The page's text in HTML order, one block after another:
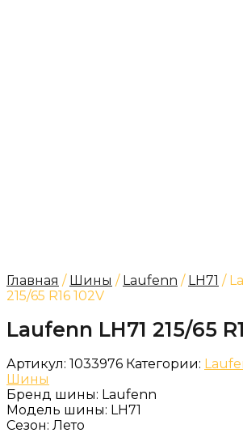
Главная / Шины / Laufenn / LH71 /
215/65 R16 102V
Laufenn LH71 215/65
Артикул: 1033976 Категории:
Шины
Бренд шины: Laufenn
Модель шины: LH71
Сезон: Лето